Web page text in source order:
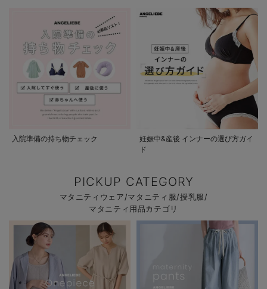
入院準備の持ち物チェック
妊娠中&産後 インナーの選び方ガイ
ド
PICKUP CATEGORY
マタニティウェア/マタニティ服/授乳服/
マタニティ用品カテゴリ